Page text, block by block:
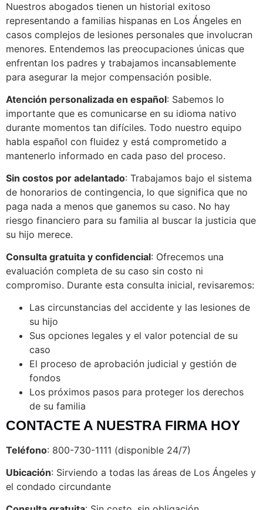
Nuestros abogados tienen un historial exitoso
representando a familias hispanas en Los Ángeles en
casos complejos de lesiones personales que involucran
menores. Entendemos las preocupaciones únicas que
enfrentan los padres y trabajamos incansablemente
para asegurar la mejor compensación posible.
Atención personalizada en español: Sabemos lo
importante que es comunicarse en su idioma nativo
durante momentos tan difíciles. Todo nuestro equipo
habla español con fluidez y está comprometido a
mantenerlo informado en cada paso del proceso.
Sin costos por adelantado: Trabajamos bajo el sistema
de honorarios de contingencia, lo que significa que no
paga nada a menos que ganemos su caso. No hay
riesgo financiero para su familia al buscar la justicia que
su hijo merece.
Consulta gratuita y confidencial: Ofrecemos una
evaluación completa de su caso sin costo ni
compromiso. Durante esta consulta inicial, revisaremos:
Las circunstancias del accidente y las lesiones de
su hijo
Sus opciones legales y el valor potencial de su
caso
El proceso de aprobación judicial y gestión de
fondos
Los próximos pasos para proteger los derechos
de su familia
CONTACTE A NUESTRA FIRMA HOY
Teléfono: 800-730-1111 (disponible 24/7)
Ubicación: Sirviendo a todas las áreas de Los Ángeles y
el condado circundante